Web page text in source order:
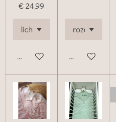
€ 24,99
Bekijk details Bekijk details